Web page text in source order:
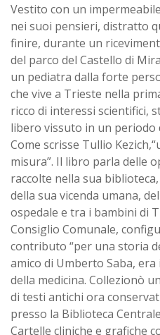
Vestito con un
nei suoi pensieri, distratto
finire, durante un
del parco del Castello di
un pediatra dalla forte
che vive a Trieste nella
ricco di interessi scientifici,
libero vissuto in un periodo
Come scrisse Tullio
misura”. Il libro parla delle
raccolte nella sua
della sua vicenda umana,
ospedale e tra i bambini di
Consiglio Comunale,
contributo “per una storia
amico di Umberto Saba,
della medicina. Collezionò
di testi antichi ora
presso la Biblioteca
Cartelle cliniche e grafiche